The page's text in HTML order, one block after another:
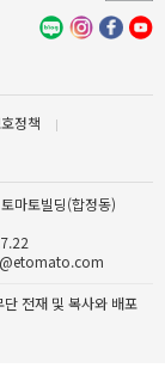
정책
마토빌딩(합정동)
전재 및 복사와 배포